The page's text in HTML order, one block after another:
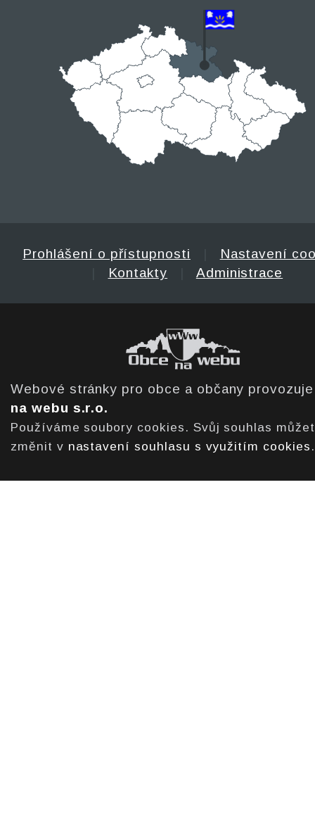
Prohlášení o přístupnosti
Nastavení
Kontakty Administrace
Webové stránky pro obce a občany
na webu s.r.o.
Používáme soubory cookies. Svůj souhlas
změnit v nastavení souhlasu s využitím cookies .